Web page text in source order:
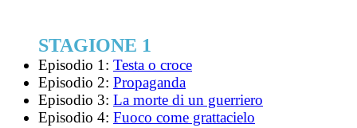
STAGIONE 1
Episodio 1: Testa o croce
Episodio 2: Propaganda
Episodio 3: La morte di un guerriero
Episodio 4: Fuoco come grattacielo